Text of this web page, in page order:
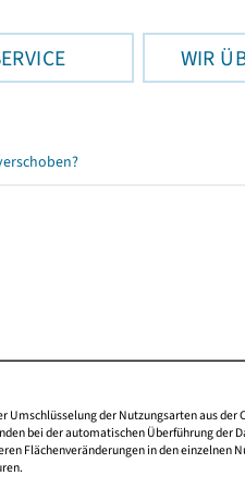
WIR
der Nutzungsarten aus
bei der automatischen Überführung der
Flächenveränderungen in den einzelnen